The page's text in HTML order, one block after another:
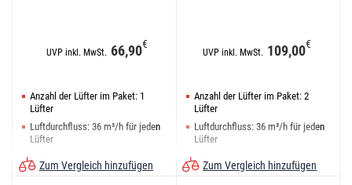
UVP inkl. MwSt. 66,90€
Anzahl der Lüfter im Paket: 1
Lüfter
Luftdurchfluss: 36 m³/h für jeden
Lüfter
Zum Vergleich hinzufügen
UVP inkl. MwSt. 109,00€
Anzahl der Lüfter im Paket: 2
Lüfter
Luftdurchfluss: 36 m³/h für jeden
Lüfter
Zum Vergleich hinzufügen